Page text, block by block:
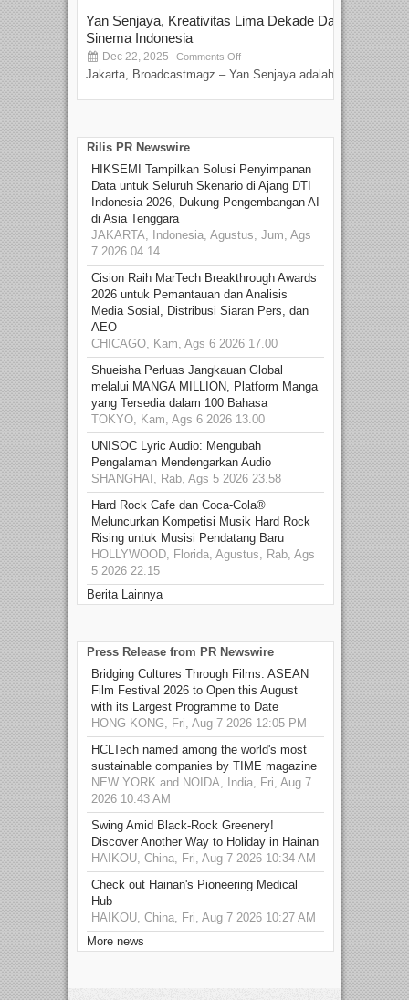
Yan Senjaya, Kreativitas Lima Dekade Dalam
Sinema Indonesia
Dec 22, 2025 Comments Off
Jakarta, Broadcastmagz – Yan Senjaya adalah...
Rilis PR Newswire
HIKSEMI Tampilkan Solusi Penyimpanan
Data untuk Seluruh Skenario di Ajang DTI
Indonesia 2026, Dukung Pengembangan AI
di Asia Tenggara
JAKARTA, Indonesia, Agustus, Jum, Ags
7 2026 04.14
Cision Raih MarTech Breakthrough Awards
2026 untuk Pemantauan dan Analisis
Media Sosial, Distribusi Siaran Pers, dan
AEO
CHICAGO, Kam, Ags 6 2026 17.00
Shueisha Perluas Jangkauan Global
melalui MANGA MILLION, Platform Manga
yang Tersedia dalam 100 Bahasa
TOKYO, Kam, Ags 6 2026 13.00
UNISOC Lyric Audio: Mengubah
Pengalaman Mendengarkan Audio
SHANGHAI, Rab, Ags 5 2026 23.58
Hard Rock Cafe dan Coca-Cola®
Meluncurkan Kompetisi Musik Hard Rock
Rising untuk Musisi Pendatang Baru
HOLLYWOOD, Florida, Agustus, Rab, Ags
5 2026 22.15
Berita Lainnya
Press Release from PR Newswire
Bridging Cultures Through Films: ASEAN
Film Festival 2026 to Open this August
with its Largest Programme to Date
HONG KONG, Fri, Aug 7 2026 12:05 PM
HCLTech named among the world's most
sustainable companies by TIME magazine
NEW YORK and NOIDA, India, Fri, Aug 7
2026 10:43 AM
Swing Amid Black‑Rock Greenery!
Discover Another Way to Holiday in Hainan
HAIKOU, China, Fri, Aug 7 2026 10:34 AM
Check out Hainan's Pioneering Medical
Hub
HAIKOU, China, Fri, Aug 7 2026 10:27 AM
More news